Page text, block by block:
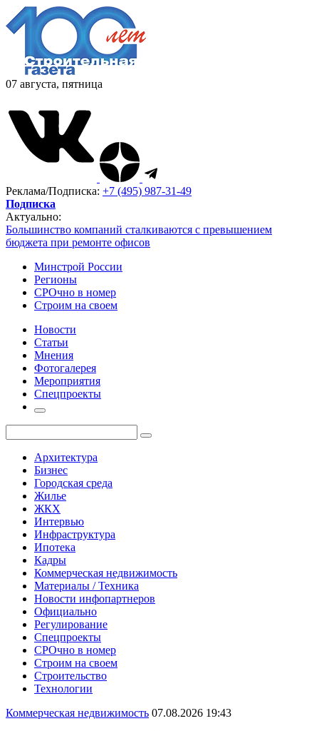
07 августа, пятница
Реклама/Подписка: +7 (495) 987-31-49
Подписка
Актуально:
Большинство компаний сталкиваются с превышением
бюджета при ремонте офисов
Минстрой России
Регионы
СРОчно в номер
Строим на своем
Новости
Статьи
Мнения
Фотогалерея
Мероприятия
Спецпроекты
Архитектура
Бизнес
Городская среда
Жилье
ЖКХ
Интервью
Инфраструктура
Ипотека
Кадры
Коммерческая недвижимость
Материалы / Техника
Новости инфопартнеров
Официально
Регулирование
Спецпроекты
СРОчно в номер
Строим на своем
Строительство
Технологии
Коммерческая недвижимость 07.08.2026 19:43